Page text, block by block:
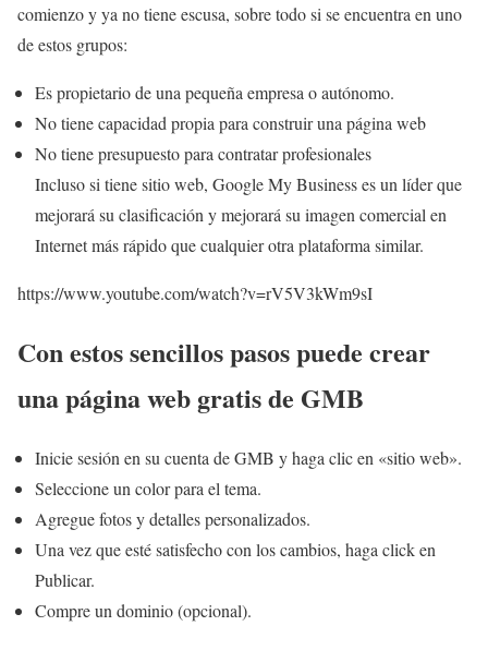
comienzo y ya no tiene escusa, sobre todo si se encuentra en uno
de estos grupos:
Es propietario de una pequeña empresa o autónomo.
No tiene capacidad propia para construir una página web
No tiene presupuesto para contratar profesionales
Incluso si tiene sitio web, Google My Business es un líder que
mejorará su clasificación y mejorará su imagen comercial en
Internet más rápido que cualquier otra plataforma similar.
https://www.youtube.com/watch?v=rV5V3kWm9sI
Con estos sencillos pasos puede crear
una página web gratis de GMB
Inicie sesión en su cuenta de GMB y haga clic en «sitio web».
Seleccione un color para el tema.
Agregue fotos y detalles personalizados.
Una vez que esté satisfecho con los cambios, haga click en
Publicar.
Compre un dominio (opcional).